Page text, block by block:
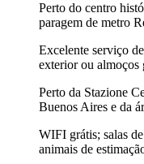
Perto do centro
paragem de metro
Excelente serviço
exterior ou almoços
Perto da Stazione
Buenos Aires e da
WIFI grátis; salas
animais de